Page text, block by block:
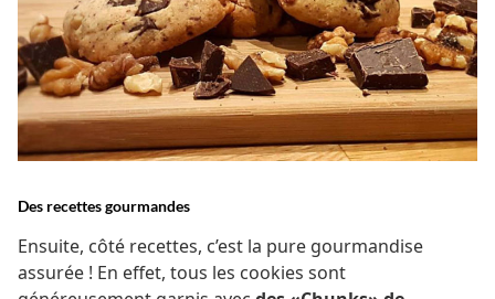
Des recettes gourmandes
Ensuite, côté recettes, c’est la pure gourmandise
assurée ! En effet, tous les cookies sont